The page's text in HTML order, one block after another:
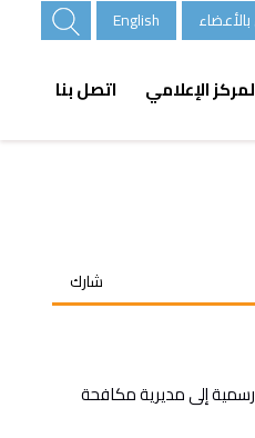
English
الإعلامي اتصل بنا
شارك
يضم مجموعة من مجلس الاداره ومجموعه من الهيئه العامه لجمعية مكاتب وشركات السياحة والسفر قد قامت اليوم الخميس 5-2 بزيارة رسمية إلى مديرية مكافحة